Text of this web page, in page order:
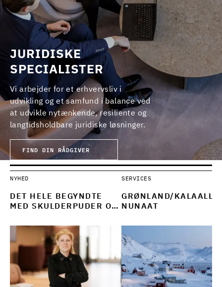
JURIDISKE
SPECIALISTER
Vi arbejder for et erhvervsliv i
udvikling og et samfund i balance ved
at udvikle nytænkende, resiliente og
langtidsholdbare juridiske løsninger.
FIND DIN RÅDGIVER
NYHED
DET HELE BEGYNDTE
MED SKULDERPUDER OG
SERVICES
GRØNLAND/KALAALLIT
NUNAAT